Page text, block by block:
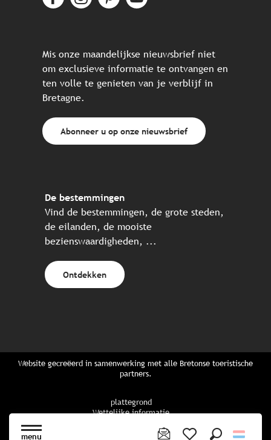
menu
Mis onze maandelijkse nieuwsbrief niet
om exclusieve informatie te ontvangen en
ten volle te genieten van je verblijf in
Bretagne.
Abonneer u op onze nieuwsbrief
De bestemmingen
Vind de bestemmingen, de grote steden,
de eilanden, de mooiste
bezienswaardigheden, ...
Ontdekken
Website gecreëerd in samenwerking met alle Bretonse toeristische
partners.
plattegrond
Wettelijke informatie